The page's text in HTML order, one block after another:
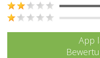
App